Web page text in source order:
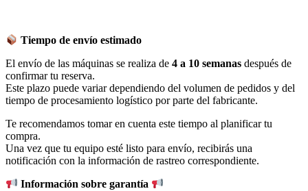
Tiempo de envío estimado
El envío de las máquinas se realiza de 4 a 10 semanas después de
confirmar tu reserva.
Este plazo puede variar dependiendo del volumen de pedidos y del
tiempo de procesamiento logístico por parte del fabricante.
Te recomendamos tomar en cuenta este tiempo al planificar tu
compra.
Una vez que tu equipo esté listo para envío, recibirás una
notificación con la información de rastreo correspondiente.
Información sobre garantía